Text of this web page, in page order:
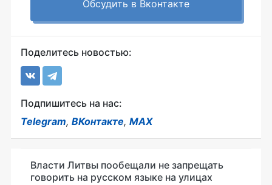
Обсудить в Вконтакте
Поделитесь новостью:
Подпишитесь на нас:
Telegram, ВКонтакте, MAX
Власти Литвы пообещали не запрещать
говорить на русском языке на улицах